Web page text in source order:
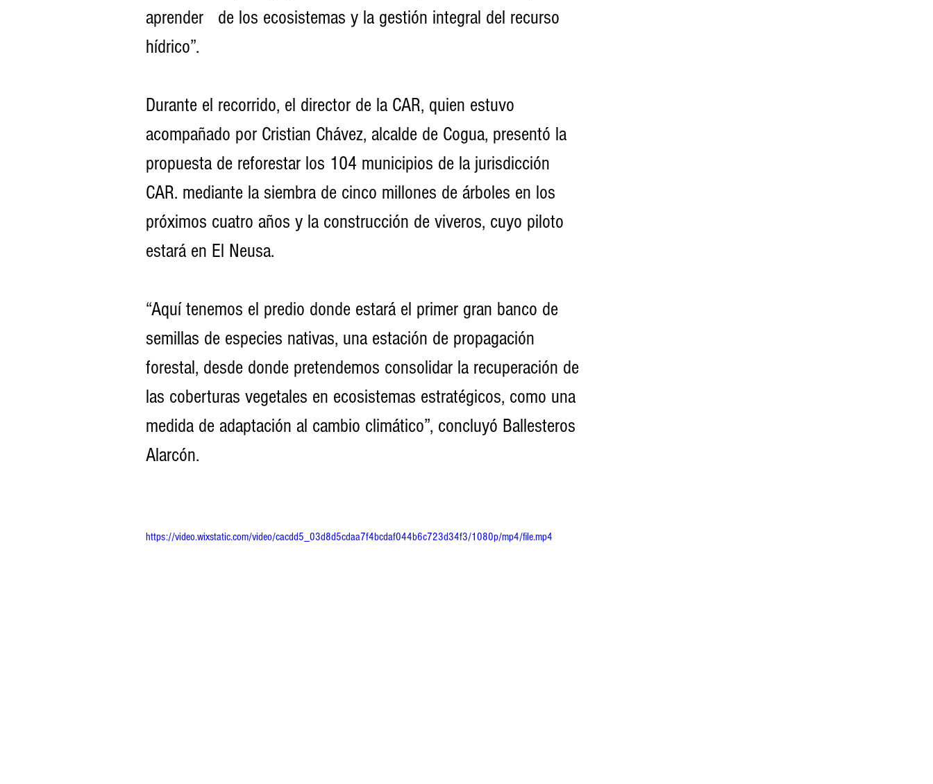
aprender   de los ecosistemas y la gestión integral del recurso
hídrico”.
Durante el recorrido, el director de la CAR, quien estuvo
acompañado por Cristian Chávez, alcalde de Cogua, presentó la
propuesta de reforestar los 104 municipios de la jurisdicción
CAR. mediante la siembra de cinco millones de árboles en los
próximos cuatro años y la construcción de viveros, cuyo piloto
estará en El Neusa.
“Aquí tenemos el predio donde estará el primer gran banco de
semillas de especies nativas, una estación de propagación
forestal, desde donde pretendemos consolidar la recuperación de
las coberturas vegetales en ecosistemas estratégicos, como una
medida de adaptación al cambio climático”, concluyó Ballesteros
Alarcón.
https://video.wixstatic.com/video/cacdd5_03d8d5cdaa7f4bcdaf044b6c723d34f3/1080p/mp4/file.mp4